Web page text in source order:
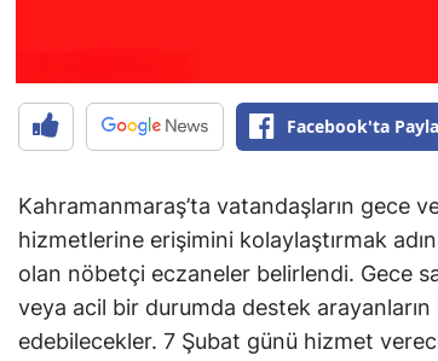
Facebook'ta
Kahramanmaraş’ta vatandaşların gece
hizmetlerine erişimini kolaylaştırmak
olan nöbetçi eczaneler belirlendi. Gece
veya acil bir durumda destek
edebilecekler. 7 Şubat günü hizmet